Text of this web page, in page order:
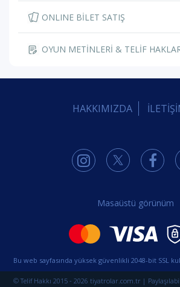
ONLINE BİLET SATIŞ
OYUN METİNLERİ & TELİF
HAKKIMIZDA
Masaüstü görünüm
Bu web sayfasında yüksek güvenlikli 2048-bit SSL
© Telif Hakkı 2015 - 2026 tiyatrolar.com.tr |